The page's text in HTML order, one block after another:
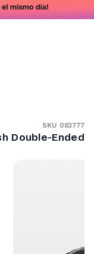
SKU 083777
Double-Ended